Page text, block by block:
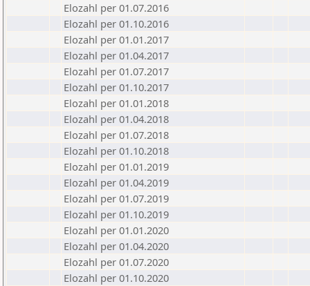
Elozahl per 01.07.2016
Elozahl per 01.10.2016
Elozahl per 01.01.2017
Elozahl per 01.04.2017
Elozahl per 01.07.2017
Elozahl per 01.10.2017
Elozahl per 01.01.2018
Elozahl per 01.04.2018
Elozahl per 01.07.2018
Elozahl per 01.10.2018
Elozahl per 01.01.2019
Elozahl per 01.04.2019
Elozahl per 01.07.2019
Elozahl per 01.10.2019
Elozahl per 01.01.2020
Elozahl per 01.04.2020
Elozahl per 01.07.2020
Elozahl per 01.10.2020